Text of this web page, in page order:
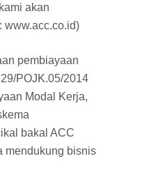
akan
www.acc.co.id)
pembiayaan
POJK.05/2014
Modal Kerja,
bakal ACC
mendukung bisnis